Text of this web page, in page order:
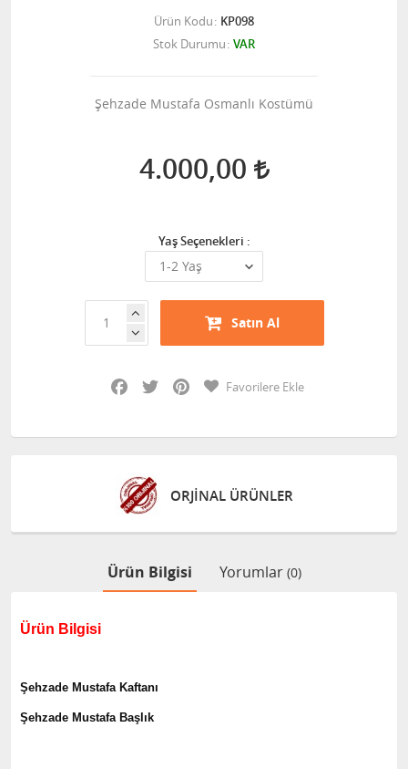
Ürün Kodu KP098
Stok Durumu VAR
Şehzade Mustafa Osmanlı Kostümü
4.000,00
Yaş Seçenekleri :
Satın Al
Facebook
Twitter PinterestFavorilere Ekle
ORJİNAL ÜRÜNLER
Ürün Bilgisi Yorumlar (0)
Ürün Bilgisi
Şehzade Mustafa Kaftanı
Şehzade Mustafa Başlık